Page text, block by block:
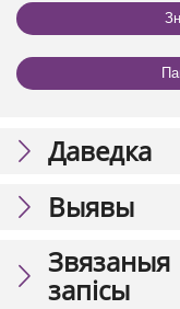
Даведка
Выявы
Звязаныя
запісы